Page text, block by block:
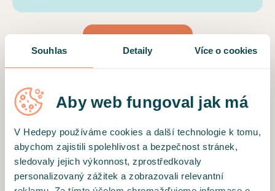
Souhlas Detaily Více o cookies
Aby web fungoval jak má
V Hedepy používáme cookies a další technologie k tomu,
abychom zajistili spolehlivost a bezpečnost stránek,
sledovaly jejich výkonnost, zprostředkovaly
personalizovaný zážitek a zobrazovali relevantní
NAČÍST DALŠÍ
Motto
Věřím, že z každé situace vede nějaká cesta.
Mohu Vám ji pomoci najít a třeba Vás i kousek
doprovodit.